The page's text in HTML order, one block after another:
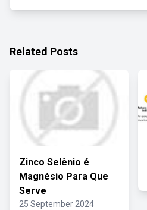
Related Posts
Zinco Selênio é
Magnésio Para Que
Serve
25 September 2024